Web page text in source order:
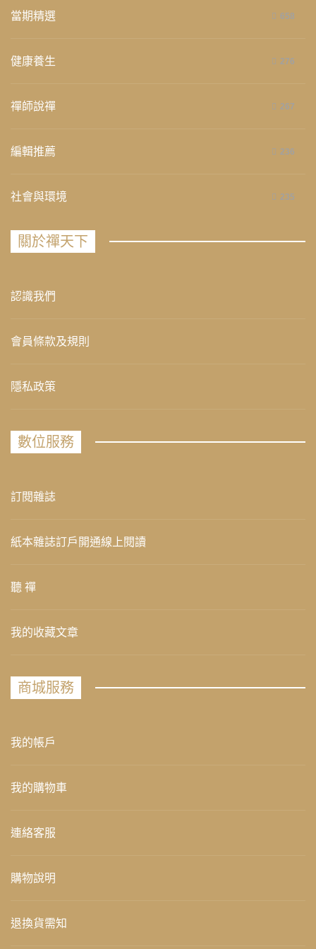
當期精選 658
健康養生 276
禪師說禪 267
編輯推薦 236
社會與環境 235
關於禪天下
認識我們
會員條款及規則
隱私政策
數位服務
訂閱雜誌
紙本雜誌訂戶開通線上閱讀
聽 禪
我的收藏文章
商城服務
我的帳戶
我的購物車
連絡客服
購物說明
退換貨需知